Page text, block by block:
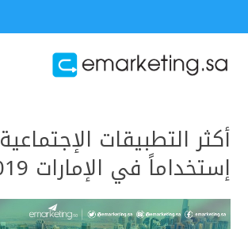
أكثر التطبيقات الإجتماعية
إستخداماً في الإمارات 2019